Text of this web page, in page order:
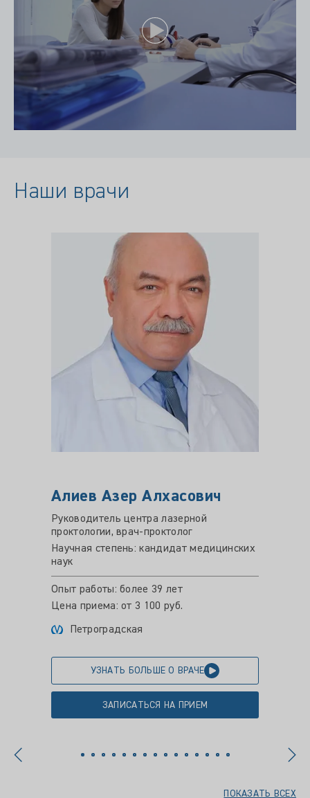
Наши врачи
Алиев Азер Алхасович
Руководитель центра лазерной
проктологии, врач-проктолог
Научная степень: кандидат медицинских
наук
Опыт работы: более 39 лет
Цена приема: от 3 100 руб.
Петроградская
УЗНАТЬ БОЛЬШЕ О ВРАЧЕ
ЗАПИСАТЬСЯ НА ПРИЕМ
ПОКАЗАТЬ ВСЕХ